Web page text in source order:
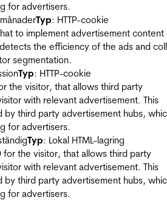
for advertisers.
Typ: HTTP-cookie
to implement advertisement content
the efficiency of the ads and
segmentation.
Typ: HTTP-cookie
the visitor, that allows third party
with relevant advertisement. This
by third party advertisement hubs,
for advertisers.
Typ: Lokal HTML-lagring
for the visitor, that allows third party
with relevant advertisement. This
by third party advertisement hubs,
for advertisers.